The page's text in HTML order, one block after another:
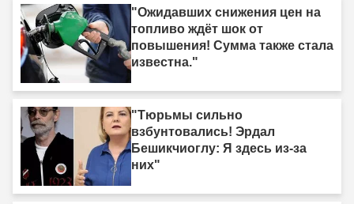
"Ожидавших снижения цен на
топливо ждёт шок от
повышения! Сумма также стала
известна."
"Тюрьмы сильно
взбунтовались! Эрдал
Бешикчиоглу: Я здесь из-за
них"